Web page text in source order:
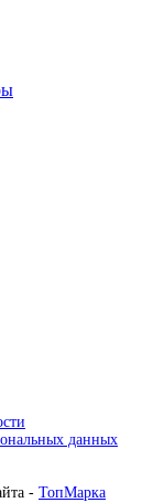
данных
- ТопМарка